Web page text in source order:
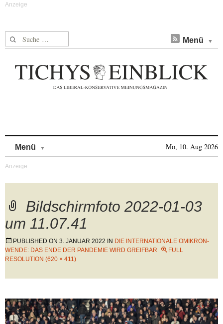
Suche nach: Menü
Menü Mo, 10. Aug 2026
Bildschirmfoto 2022-01-03
um 11.07.41
PUBLISHED ON 3. JANUAR 2022 IN DIE INTERNATIONALE OMIKRON-
WENDE: DAS ENDE DER PANDEMIE WIRD GREIFBAR
FULL
RESOLUTION (620 × 411)